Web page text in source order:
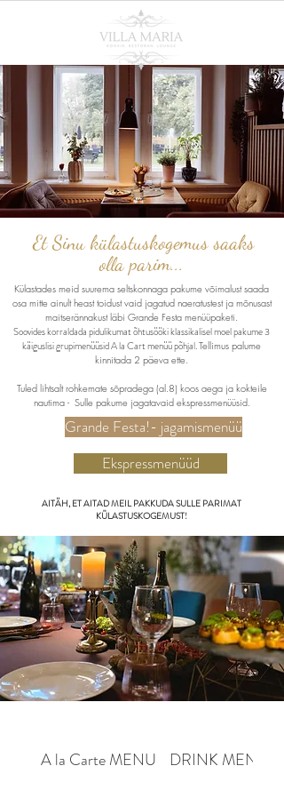
Et Sinu külastuskogemus saaks
olla parim...
Külastades meid suurema seltskonnaga pakume võimalust saada
osa mitte ainult heast toidust vaid jagatud naeratustest ja mõnusast
maitserännakust läbi Grande Festa menüüpaketi.
Soovides korraldada pidulikumat õhtusööki klassikalisel moel pakume 3
käiguslisi grupimenüüsid A la Cart menüü põhjal.Tellimus palume
kinnitada 2 päeva ette.
Tuled lihtsalt rohkemate sõpradega (al.8) koos aega ja kokteile
nautima - Sulle pakume jagatavaid ekspressmenüüsid.
Grande Festa!- jagamismenüü
Ekspressmenüüd
AITÄH, ET AITAD MEIL PAKKUDA SULLE PARIMAT
KÜLASTUSKOGEMUST!
A la Carte MENU DRINK MENU